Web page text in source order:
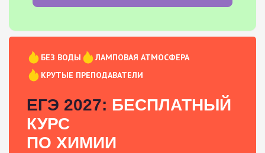
БЕЗ ВОДЫ
ЛАМПОВАЯ АТМОСФЕРА
КРУТЫЕ ПРЕПОДАВАТЕЛИ
ЕГЭ 2027: БЕСПЛАТНЫЙ
КУРС
ПО ХИМИИ